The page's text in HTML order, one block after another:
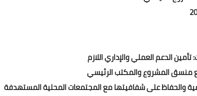
الدعم العملي والإداري اللازم
منسق المشروع والمكتب الرئيسي
والحفاظ على شفافيتها مع المجتمعات المحلية المستهدفة